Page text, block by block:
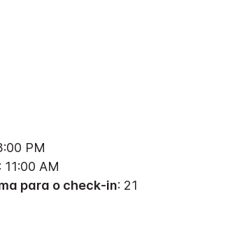
PM
: 11:00 AM
para o check-in: 21